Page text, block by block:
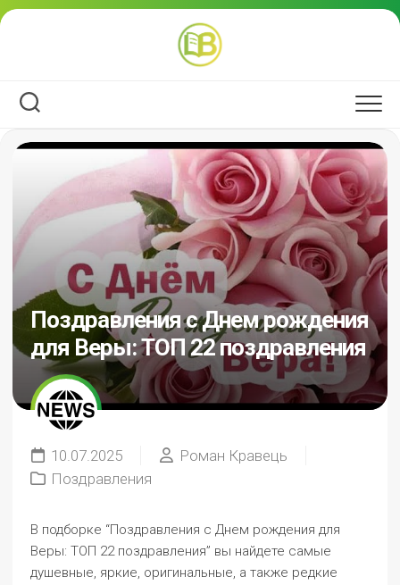
Перейти
Поздравления с Днем рождения
для Веры: ТОП 22 поздравления
10.07.2025
Роман Кравець
Поздравления
В подборке “Поздравления с Днем рождения для
Веры: ТОП 22 поздравления” вы найдете самые
душевные, яркие, оригинальные, а также редкие